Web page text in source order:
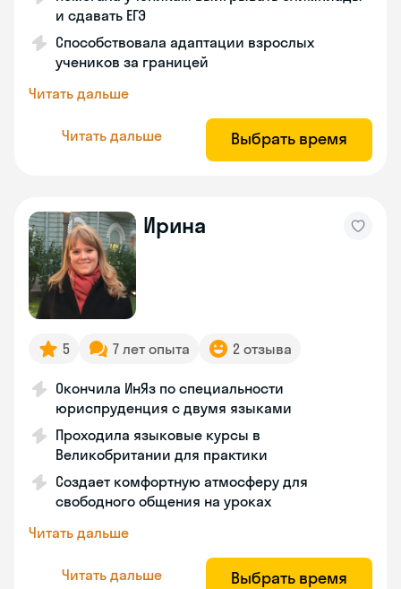
и сдавать ЕГЭ
Способствовала адаптации взрослых
учеников за границей
Читать дальше
Читать дальше Выбрать время
Ирина
5 7 лет опыта 2 отзыва
Окончила ИнЯз по специальности
юриспруденция с двумя языками
Проходила языковые курсы в
Великобритании для практики
Создает комфортную атмосферу для
свободного общения на уроках
Читать дальше
Читать дальше Выбрать время